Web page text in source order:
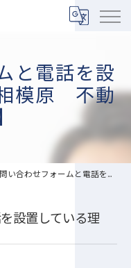
と電話を設
模原 不動
問い合わせフォームと電話を設置している理由【相模原 不動産売却】
設置している理